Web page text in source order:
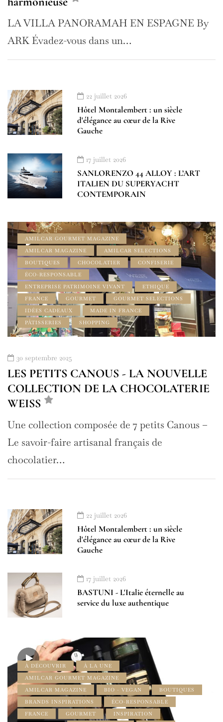
LA VILLA PANORAMAH EN ESPAGNE By
ARK Évadez-vous dans un…
22 juillet 2026
Hôtel Montalembert : un siècle
d'élégance au cœur de la Rive
Gauche
17 juillet 2026
SANLORENZO 44 ALLOY : L’ART
ITALIEN DU SUPERYACHT
CONTEMPORAIN
AMILCAR GOURMET MAGAZINE
AMILCAR MAGAZINE
AMILCAR SELECTIONS
BOUTIQUES
CHOCOLATIER
CONFISERIE
ÉCO-RESPONSABLE
ENTREPRISE PATRIMOINE VIVANT
ETHIQUE
FRANCE
GOURMET
GOURMET SELECTIONS
IDÉES CADEAUX
MADE IN FRANCE
PÂTISSERIES
SHOPPING
30 septembre 2025
LES PETITS CANOUS - LA NOUVELLE
COLLECTION DE LA CHOCOLATERIE
WEISS
Une collection composée de 7 petits Canous –
Le savoir-faire artisanal français de
chocolatier…
22 juillet 2026
Hôtel Montalembert : un siècle
d'élégance au cœur de la Rive
Gauche
17 juillet 2026
BASTUNI - L'Italie éternelle au
service du luxe authentique
À DÉCOUVRIR
À LA UNE
AMILCAR GOURMET MAGAZINE
AMILCAR MAGAZINE
BIO - VEGAN
BOUTIQUES
BRANDS INSPIRATIONS
ÉCO-RESPONSABLE
FRANCE
GOURMET
INSPIRATION